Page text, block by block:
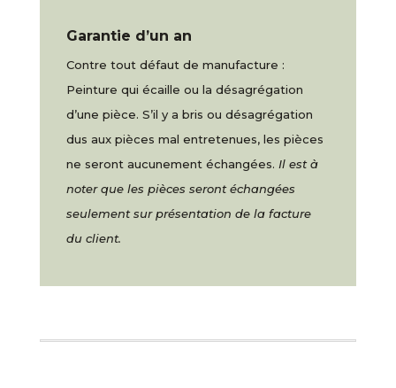
Garantie d’un an
Contre tout défaut de manufacture :
Peinture qui écaille ou la désagrégation
d’une pièce. S’il y a bris ou désagrégation
dus aux pièces mal entretenues, les pièces
ne seront aucunement échangées. Il est à
noter que les pièces seront échangées
seulement sur présentation de la facture
du client.